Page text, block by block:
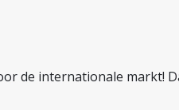
de internationale markt!